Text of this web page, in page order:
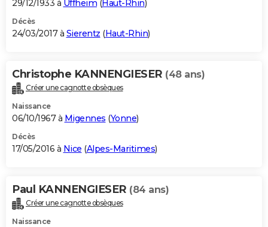
29/12/1933 à Uffheim (Haut-Rhin)
Décès
24/03/2017 à Sierentz (Haut-Rhin)
Christophe KANNENGIESER (48 ans)
Créer une cagnotte obsèques
Naissance
06/10/1967 à Migennes (Yonne)
Décès
17/05/2016 à Nice (Alpes-Maritimes)
Paul KANNENGIESER (84 ans)
Créer une cagnotte obsèques
Naissance